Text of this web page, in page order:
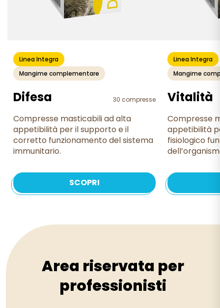
Linea Integra
Mangime complementare
Difesa 30 compresse
Compresse masticabili ad alta
appetibilità per il supporto e il
corretto funzionamento del sistema
immunitario.
SCOPRI
Linea Integra
Mangime
Vitalità
Compresse
appetibilità
fisiologico
Area riservata per
professionisti